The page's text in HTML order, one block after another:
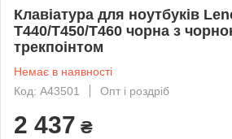
Клавіатура для ноутбуків
T440/T450/T460 чорна з
трекпоінтом
Немає в наявності
Код: A43501
Опт і роздріб
2 437 ₴